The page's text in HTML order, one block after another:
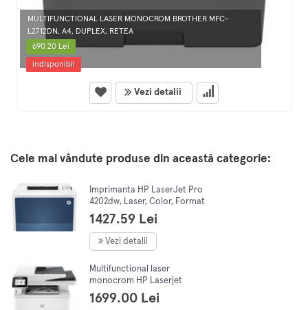
MULTIFUNCTIONAL LASER MONOCROM BROTHER MFC-
L2712DN, A4, DUPLEX, RETEA
690.20 Lei
indisponibil
Vezi detalii
Cele mai vândute produse din această categorie:
Imprimanta HP LaserJet Pro
4202dw, Laser, Color, Format
A4, Duplex, Retea, Wi-Fi
1427.59 Lei
Vezi detalii
Multifunctional laser
monocrom HP Laserjet
4102DW, A4(Printare,
Copiere, Scanare), Duplex,
1699.00 Lei